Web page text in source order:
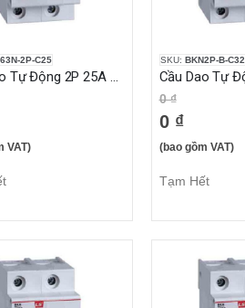
2P-C25
Cầu Dao Tự Động 2P 25A 6KA
VAT)
SKU: BKN2P-B-C32
0 ₫
0 ₫
(bao gồm VAT)
Tạm Hết